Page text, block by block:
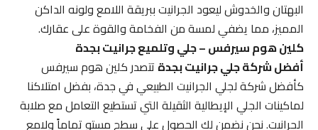
البهتان والخدوش ليعود الجرانيت ببريقة اللامع ولونه الداكن
المميز، مما يضفي لمسة من الفخامة والقوة على عقارك.
كلين هوم سيرفس – جلي وتلميع جرانيت بجدة
أفضل شركة جلي جرانيت بجدةتتصدر كلين هوم سيرفس
كأفضل شركة لجلي الجرانيت الطبيعي في جدة، بفضل امتلاكنا
لماكينات الجلي الإيطالية الثقيلة التي تستطيع التعامل مع صلابة
الجرانيت. نحن نضمن لك الحصول على سطح مستوٍ تماماً ولامع